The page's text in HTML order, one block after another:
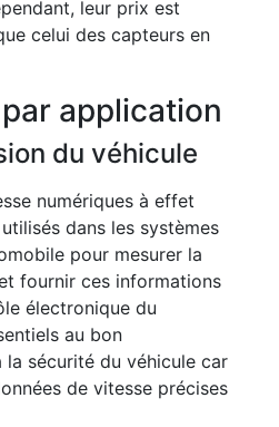
leur prix est
celui des capteurs en
application
du véhicule
numériques à effet
dans les systèmes
pour mesurer la
fournir ces informations
électronique du
au bon
sécurité du véhicule car
de vitesse précises